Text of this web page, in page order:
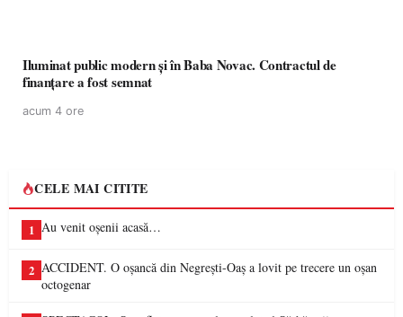
Iluminat public modern și în Baba Novac. Contractul de
finanțare a fost semnat
acum 4 ore
CELE MAI CITITE
1 Au venit oșenii acasă…
2 ACCIDENT. O oșancă din Negrești-Oaș a lovit pe trecere un oșan
octogenar